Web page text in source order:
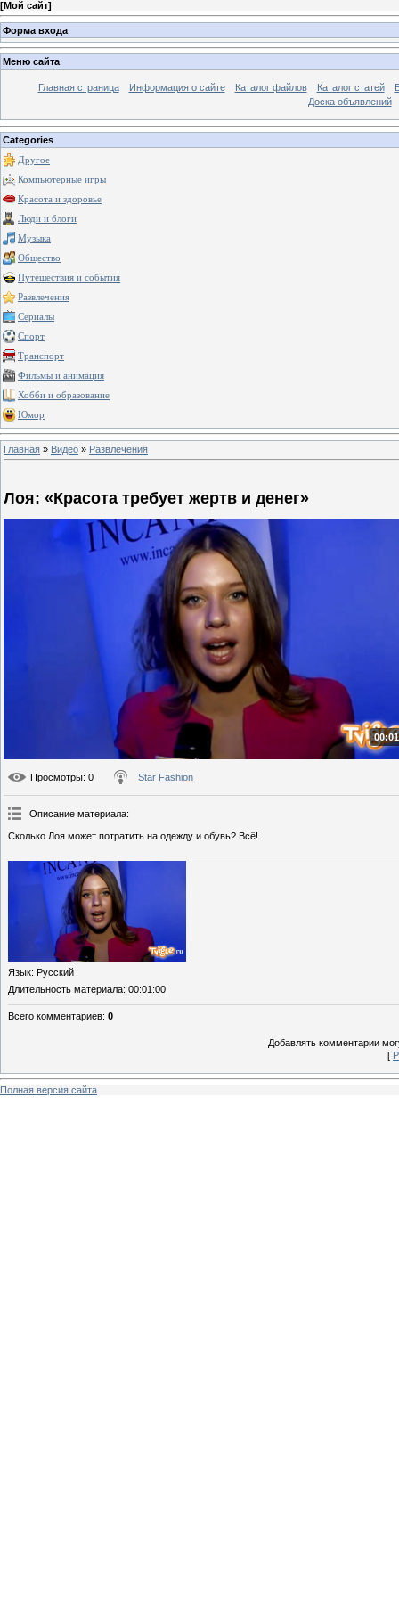
[Мой сайт]
Форма входа
Меню сайта
Главная страница Информация о сайте Каталог файлов Каталог статей
Доска объявлений
Categories
Другое
Компьютерные игры
Красота и здоровье
Люди и блоги
Музыка
Общество
Путешествия и события
Развлечения
Сериалы
Спорт
Транспорт
Фильмы и анимация
Хобби и образование
Юмор
Главная » Видео » Развлечения
Лоя: «Красота требует жертв и денег»
Просмотры: 0 Star Fashion
Описание материала:
Сколько Лоя может потратить на одежду и обувь? Всё!
Язык: Русский
Длительность материала: 00:01:00
Всего комментариев: 0
Добавлять комментарии
[
Полная версия сайта